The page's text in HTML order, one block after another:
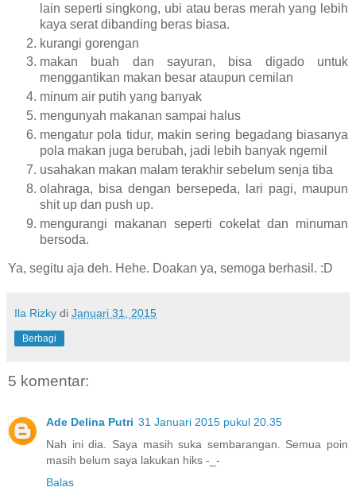
lain seperti singkong, ubi atau beras merah yang lebih
kaya serat dibanding beras biasa.
kurangi gorengan
makan buah dan sayuran, bisa digado untuk
menggantikan makan besar ataupun cemilan
minum air putih yang banyak
mengunyah makanan sampai halus
mengatur pola tidur, makin sering begadang biasanya
pola makan juga berubah, jadi lebih banyak ngemil
usahakan makan malam terakhir sebelum senja tiba
olahraga, bisa dengan bersepeda, lari pagi, maupun
shit up dan push up.
mengurangi makanan seperti cokelat dan minuman
bersoda.
Ya, segitu aja deh. Hehe. Doakan ya, semoga berhasil. :D
Ila Rizky di Januari 31, 2015
Berbagi
5 komentar:
Ade Delina Putri 31 Januari 2015 pukul 20.35
Nah ini dia. Saya masih suka sembarangan. Semua poin
masih belum saya lakukan hiks -_-
Balas